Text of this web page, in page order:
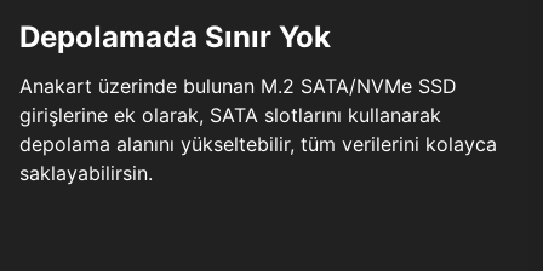
Depolamada Sınır Yok
Anakart üzerinde bulunan M.2 SATA/NVMe SSD
girişlerine ek olarak, SATA slotlarını kullanarak
depolama alanını yükseltebilir, tüm verilerini kolayca
saklayabilirsin.